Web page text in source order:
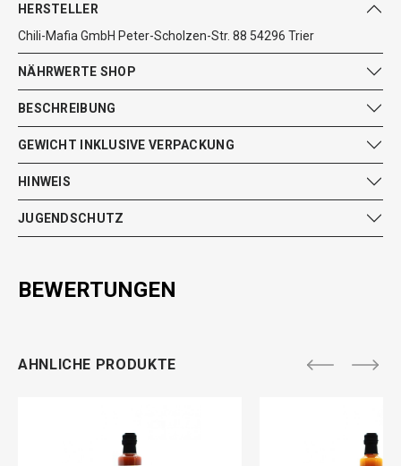
HERSTELLER
Chili-Mafia GmbH Peter-Scholzen-Str. 88 54296 Trier
NÄHRWERTE SHOP
BESCHREIBUNG
GEWICHT INKLUSIVE VERPACKUNG
HINWEIS
JUGENDSCHUTZ
BEWERTUNGEN
AHNLICHE PRODUKTE